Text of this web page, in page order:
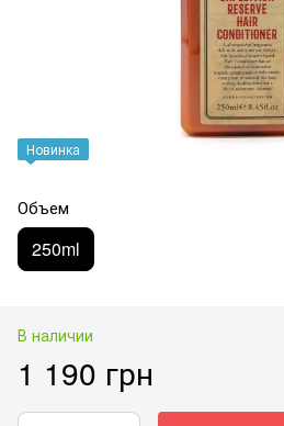
Новинка
Объем
250ml
В наличии
1 190 грн